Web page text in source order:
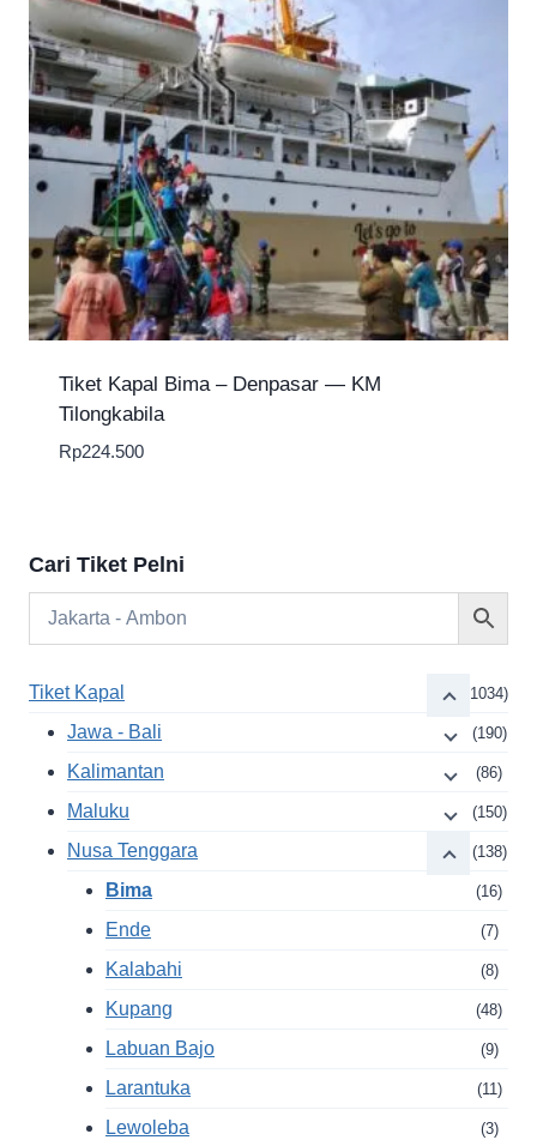
Tiket Kapal Bima – Denpasar — KM
Tilongkabila
Rp224.500
Cari Tiket Pelni
Tiket Kapal (1034)
Jawa - Bali (190)
Kalimantan (86)
Maluku (150)
Nusa Tenggara (138)
Bima (16)
Ende (7)
Kalabahi (8)
Kupang (48)
Labuan Bajo (9)
Larantuka (11)
Lewoleba (3)